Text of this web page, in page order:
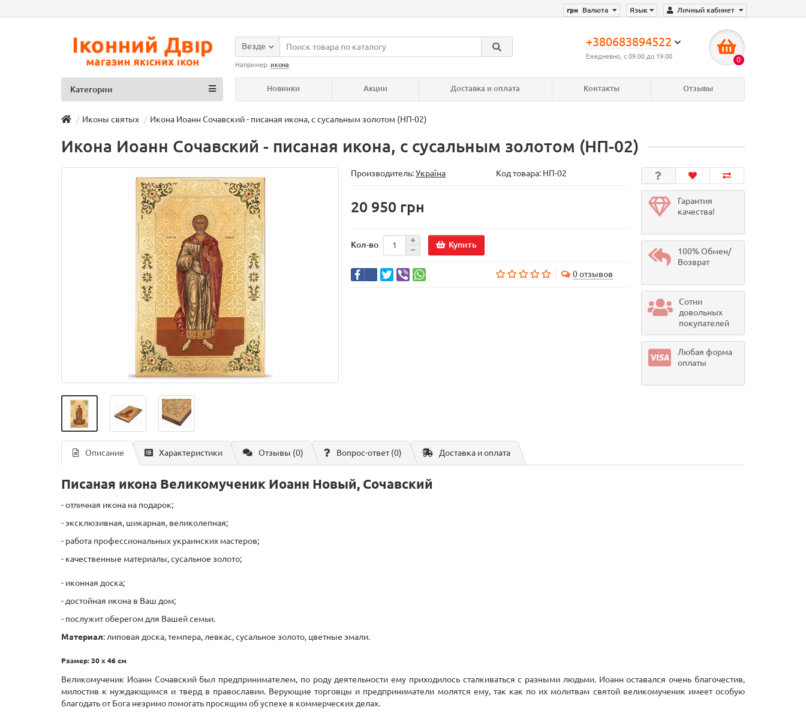
Личный кабинет
Язык
грн Валюта
+380683894522
Ежедневно, с 09:00 до 19:00 0
Везде
Например: икона
Новинки Акции Доставка и оплата Контакты Отзывы
Категории
Иконы святых Икона Иоанн Сочавский - писаная икона, с сусальным золотом (НП-02)
Икона Иоанн Сочавский - писаная икона, с сусальным золотом (НП-02)
Производитель:Україна Код товара: НП-02
20 950 грн
Кол-во Купить
0 отзывов
Гарантия
качества!
100% Обмен/
Возврат
Сотни
довольных
покупателей
Любая форма
оплаты
Описание Характеристики Отзывы (0) Вопрос-ответ(0) Доставка и оплата
Писаная икона Великомученик Иоанн Новый, Сочавский
- отличная икона на подарок;
- эксклюзивная, шикарная, великолепная;
- работа профессиональных украинских мастеров;
- качественные материалы, сусальное золото;
- иконная доска;
- достойная икона в Ваш дом;
- послужит оберегом для Вашей семьи.
Материал: липовая доска, темпера, левкас, сусальное золото, цветные эмали.
Размер: 30 х 46 см
Великомученик Иоанн Сочавский был предпринимателем, по роду деятельности ему приходилось сталкиваться с разными людьми. Иоанн оставался очень благочестив,
милостив к нуждающимся и тверд в православии. Верующие торговцы и предприниматели молятся ему, так как по их молитвам святой великомученик имеет особую
благодать от Бога незримо помогать просящим об успехе в коммерческих делах.